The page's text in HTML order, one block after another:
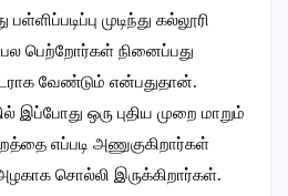
முடிந்து கல்லூரி
பல பெற்றோர்கள் நினைப்பது
வேண்டும் என்பதுதான்.
இப்போது ஒரு புதிய முறை மாறும்
எப்படி அணுகுகிறார்கள்
சொல்லி இருக்கிறார்கள்.